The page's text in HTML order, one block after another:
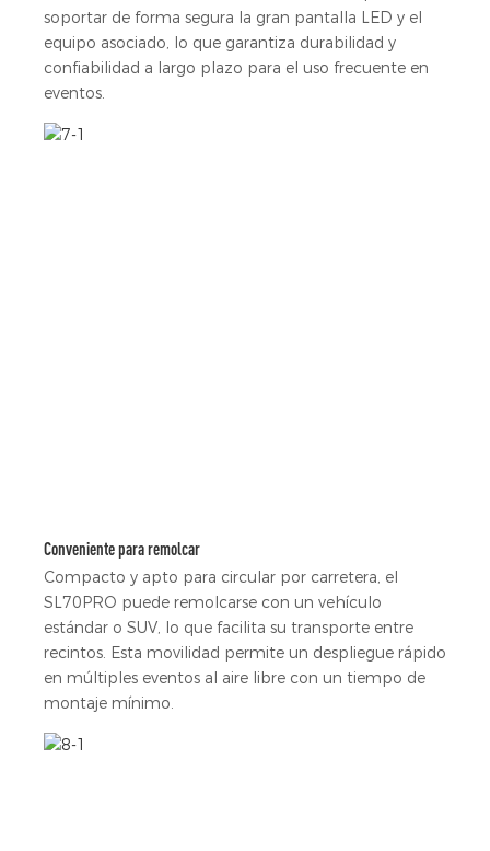
soportar de forma segura la gran pantalla LED y el
equipo asociado, lo que garantiza durabilidad y
confiabilidad a largo plazo para el uso frecuente en
eventos.
Conveniente para remolcar
Compacto y apto para circular por carretera, el
SL70PRO puede remolcarse con un vehículo
estándar o SUV, lo que facilita su transporte entre
recintos. Esta movilidad permite un despliegue rápido
en múltiples eventos al aire libre con un tiempo de
montaje mínimo.